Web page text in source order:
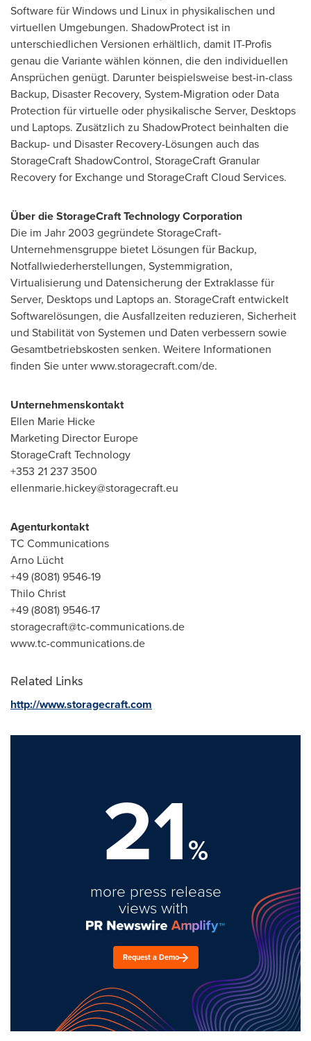
Software für Windows und Linux in physikalischen und
virtuellen Umgebungen. ShadowProtect ist in
unterschiedlichen Versionen erhältlich, damit IT-Profis
genau die Variante wählen können, die den individuellen
Ansprüchen genügt. Darunter beispielsweise best-in-class
Backup, Disaster Recovery, System-Migration oder Data
Protection für virtuelle oder physikalische Server, Desktops
und Laptops. Zusätzlich zu ShadowProtect beinhalten die
Backup- und Disaster Recovery-Lösungen auch das
StorageCraft ShadowControl, StorageCraft Granular
Recovery for Exchange und StorageCraft Cloud Services.
Über die StorageCraft Technology Corporation
Die im Jahr 2003 gegründete StorageCraft-
Unternehmensgruppe bietet Lösungen für Backup,
Notfallwiederherstellungen, Systemmigration,
Virtualisierung und Datensicherung der Extraklasse für
Server, Desktops und Laptops an. StorageCraft entwickelt
Softwarelösungen, die Ausfallzeiten reduzieren, Sicherheit
und Stabilität von Systemen und Daten verbessern sowie
Gesamtbetriebskosten senken. Weitere Informationen
finden Sie unter www.storagecraft.com/de.
Unternehmenskontakt
Ellen Marie Hicke
Marketing Director Europe
StorageCraft Technology
+353 21 237 3500
ellenmarie.hickey@storagecraft.eu
Agenturkontakt
TC Communications
Arno Lücht
+49 (8081) 9546-19
Thilo Christ
+49 (8081) 9546-17
storagecraft@tc-communications.de
www.tc-communications.de
Related Links
http://www.storagecraft.com
21%
more press release
views with
Request a Demo